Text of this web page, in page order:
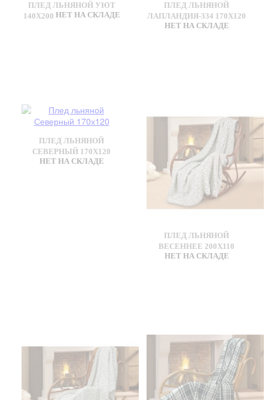
ПЛЕД ЛЬНЯНОЙ УЮТ
140Х200 НЕТ НА СКЛАДЕ
ПЛЕД ЛЬНЯНОЙ
ЛАПЛАНДИЯ-334 170Х120
НЕТ НА СКЛАДЕ
ПЛЕД ЛЬНЯНОЙ
СЕВЕРНЫЙ 170Х120
НЕТ НА СКЛАДЕ
ПЛЕД ЛЬНЯНОЙ
ВЕСЕННЕЕ 200Х110
НЕТ НА СКЛАДЕ